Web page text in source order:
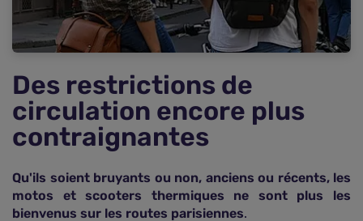
Des restrictions de
circulation encore plus
contraignantes
Qu'ils soient bruyants ou non, anciens ou récents, les
motos et scooters thermiques ne sont plus les
bienvenus sur les routes parisiennes.